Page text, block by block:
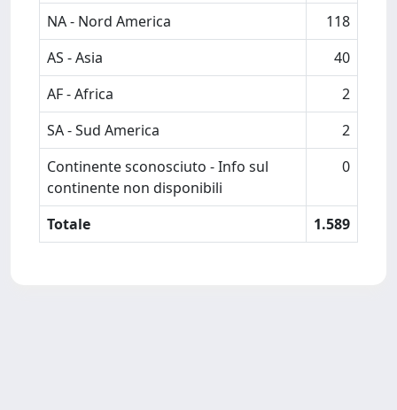
NA - Nord America
118
AS - Asia
40
AF - Africa
2
SA - Sud America
2
Continente sconosciuto - Info sul
continente non disponibili
0
Totale 1.589